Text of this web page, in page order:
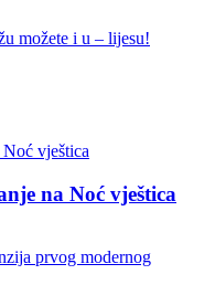
možete i u – lijesu!
na Noć vještica